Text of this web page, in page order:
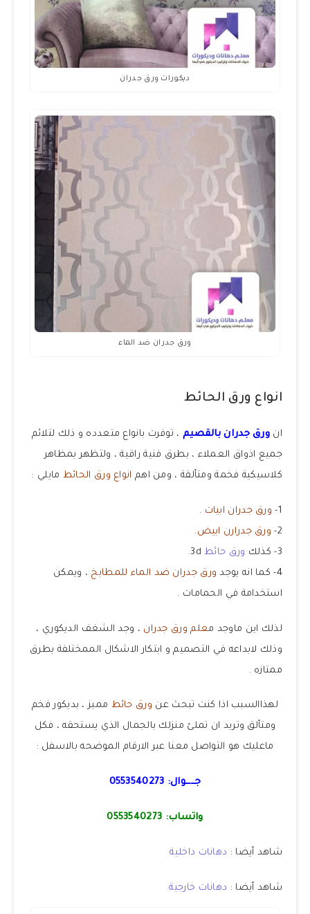
ديكورات ورق جدران
ورق جدران ضد الماء
انواع ورق الحائط
ان ورق جدران بالقصيم ، توفرت بانواع متعدده و ذلك لتلائم
جميع اذواق العملاء ، بطرق فنية راقية ، ولتظهر بمظاهر
كلاسيكية فخمة ومتألقة ، ومن اهم انواع ورق الحائط مايلي :
1- ورق جدران ابيات .
2- ورق جدرارن ابيض .
3- كذلك
ورق حائط3d.
4- كما انه يوجد
ورق جدران ضد الماء للمطابخ ، ويمكن
استخدامة في الحمامات .
لذلك اين ماوجد معلم ورق جدران ، وجد الشغف الديكوري ،
وذلك لابداعه في التصميم و ابتكار الاشكال الممختلفة بطرق
ممتازه .
لهذاالسبب اذا كنت تبحث عن ورق حائط مميز ، بديكور فخم
ومتألق وتريد ان تملئ منزلك بالجمال الذي يستحقه ، فكل
ماعليك هو التواصل معنا عبر الارقام الموضحه بالاسفل :
جــــوال: 0553540273
واتساب: 0553540273
شاهد أيضا : دهانات داخلية
شاهد أيضا : دهانات خارجية